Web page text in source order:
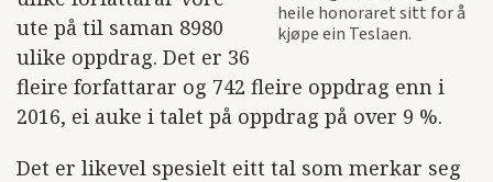
heile honoraret sitt for å
kjøpe ein Teslaen.
ute på til saman 8980
ulike oppdrag. Det er 36
fleire forfattarar og 742 fleire oppdrag enn i
2016, ei auke i talet på oppdrag på over 9 %.
Det er likevel spesielt eitt tal som merkar seg